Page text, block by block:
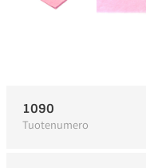
1090
Tuotenumero